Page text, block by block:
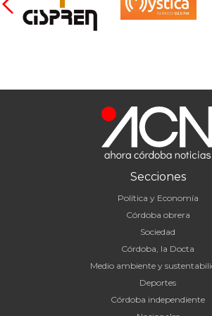
Secciones
Política y Economía
Córdoba obrera
Sociedad
Córdoba, la Docta
Medio ambiente y
Deportes
Córdoba independiente